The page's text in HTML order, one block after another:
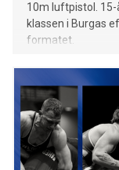
10m luftpistol. 15-
klassen i Burgas
formatet.